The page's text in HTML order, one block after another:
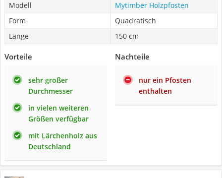
Modell
Mytimber Holzpfosten
Form
Quadratisch
Länge
150 cm
Vorteile
sehr großer
Durchmesser
in vielen weiteren
Größen verfügbar
mit Lärchenholz aus
Deutschland
Nachteile
nur ein Pfosten
enthalten